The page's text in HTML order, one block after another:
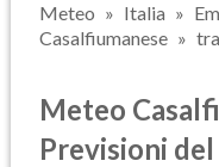
Meteo Italia
Casalfiumanese
Meteo
Previsioni